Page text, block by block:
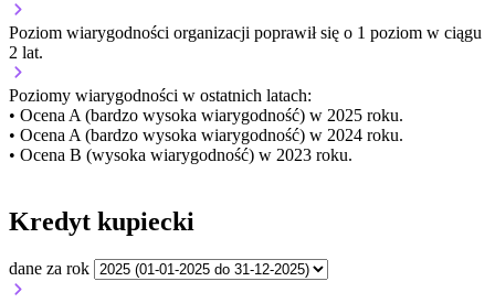
Poziom wiarygodności organizacji poprawił się o 1 poziom w ciągu
2 lat.
Poziomy wiarygodności w ostatnich latach:
• Ocena A (bardzo wysoka wiarygodność) w 2025 roku.
• Ocena A (bardzo wysoka wiarygodność) w 2024 roku.
• Ocena B (wysoka wiarygodność) w 2023 roku.
Kredyt kupiecki
dane za rok